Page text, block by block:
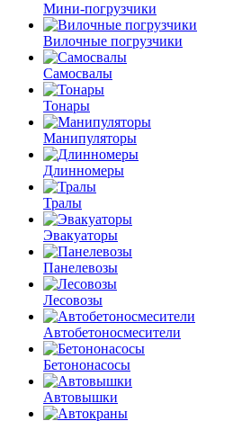
Мини-погрузчики
Вилочные погрузчики
Самосвалы
Тонары
Манипуляторы
Длинномеры
Тралы
Эвакуаторы
Панелевозы
Лесовозы
Автобетоно­смесители
Бетононасосы
Автовышки